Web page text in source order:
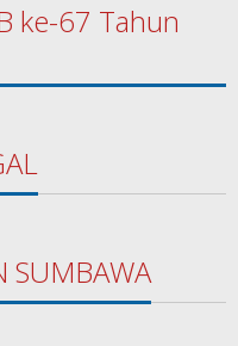
ke-67 Tahun
SUMBAWA